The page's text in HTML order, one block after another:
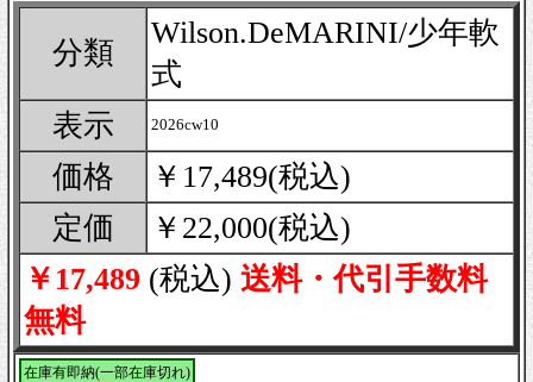
分類
Wilson.DeMARINI/少年軟
式
表示
2026cw10
価格
￥17,489(税込)
定価
￥22,000(税込)
￥17,489 (税込) 送料・代引手数料
無料
在庫有即納(一部在庫切れ)